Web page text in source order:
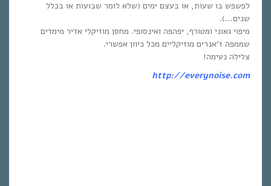
לפשפש בו שעות, או בעצם ימים (שלא לומר שבועות או בכלל
שנים…).
מיפוי גאוני ומטורף, יפהפה ואינסופי. מחסן מוזיקלי אדיר מימדים
שממפה ז’אנרים מוזיקליים מכל כיוון אפשרי.
צלילה נעימה!
http://everynoise.com